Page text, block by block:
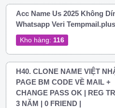
Acc Name Us 2025 Không
Whatsapp Veri Tempmail.plus
Kho hàng: 116
H40. CLONE NAME VIỆT
PAGE BM CODE VỀ MAIL +
CHANGE PASS OK | REG
3 NĂM | 0 FRIEND |